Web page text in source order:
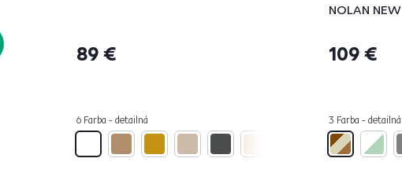
89 €
6 Farba - detailná
NOLAN NEW
109 €
3 Farba - detailná